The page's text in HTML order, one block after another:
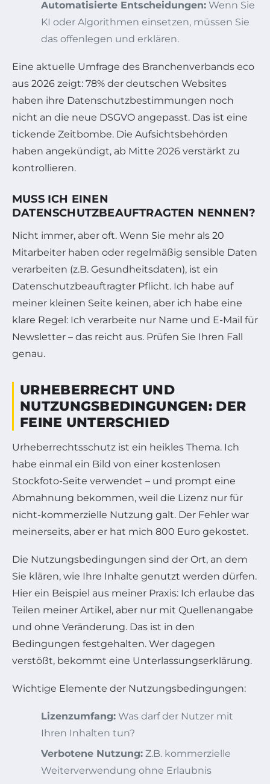
Automatisierte Entscheidungen: Wenn Sie
KI oder Algorithmen einsetzen, müssen Sie
das offenlegen und erklären.
Eine aktuelle Umfrage des Branchenverbands eco
aus 2026 zeigt: 78% der deutschen Websites
haben ihre Datenschutzbestimmungen noch
nicht an die neue DSGVO angepasst. Das ist eine
tickende Zeitbombe. Die Aufsichtsbehörden
haben angekündigt, ab Mitte 2026 verstärkt zu
kontrollieren.
MUSS ICH EINEN
DATENSCHUTZBEAUFTRAGTEN NENNEN?
Nicht immer, aber oft. Wenn Sie mehr als 20
Mitarbeiter haben oder regelmäßig sensible Daten
verarbeiten (z.B. Gesundheitsdaten), ist ein
Datenschutzbeauftragter Pflicht. Ich habe auf
meiner kleinen Seite keinen, aber ich habe eine
klare Regel: Ich verarbeite nur Name und E-Mail für
Newsletter – das reicht aus. Prüfen Sie Ihren Fall
genau.
URHEBERRECHT UND
NUTZUNGSBEDINGUNGEN: DER
FEINE UNTERSCHIED
Urheberrechtsschutz ist ein heikles Thema. Ich
habe einmal ein Bild von einer kostenlosen
Stockfoto-Seite verwendet – und prompt eine
Abmahnung bekommen, weil die Lizenz nur für
nicht-kommerzielle Nutzung galt. Der Fehler war
meinerseits, aber er hat mich 800 Euro gekostet.
Die Nutzungsbedingungen sind der Ort, an dem
Sie klären, wie Ihre Inhalte genutzt werden dürfen.
Hier ein Beispiel aus meiner Praxis: Ich erlaube das
Teilen meiner Artikel, aber nur mit Quellenangabe
und ohne Veränderung. Das ist in den
Bedingungen festgehalten. Wer dagegen
verstößt, bekommt eine Unterlassungserklärung.
Wichtige Elemente der Nutzungsbedingungen:
Lizenzumfang: Was darf der Nutzer mit
Ihren Inhalten tun?
Verbotene Nutzung: Z.B. kommerzielle
Weiterverwendung ohne Erlaubnis